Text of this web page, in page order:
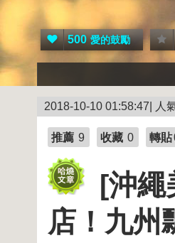
500 愛的鼓勵
2018-10-10 01:58:47| 人
推薦 9 收藏 0 轉貼
[沖繩
店！九州